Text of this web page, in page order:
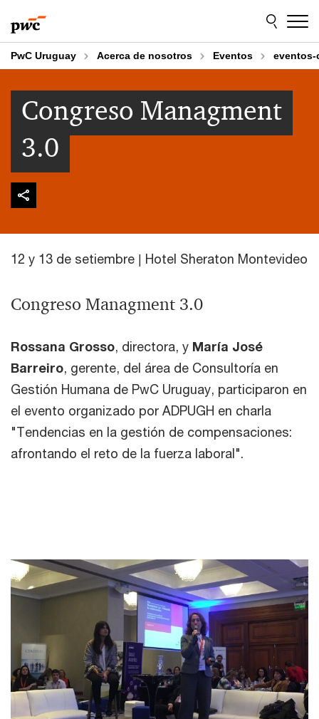
to
content
to
footer
PwC Uruguay Acerca de nosotros Eventos
Congreso Managment
3.0
12 y 13 de setiembre | Hotel Sheraton Montevideo
Congreso Managment 3.0
Rossana Grosso, directora, y María José
Barreiro, gerente, del área de Consultoría en
Gestión Humana de PwC Uruguay, participaron en
el evento organizado por ADPUGH en charla
"Tendencias en la gestión de compensaciones:
afrontando el reto de la fuerza laboral".